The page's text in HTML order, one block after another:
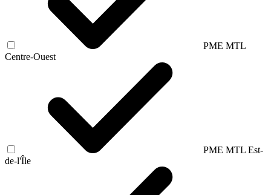
PME MTL
Centre-Ouest
PME MTL Est-
de-l'Île